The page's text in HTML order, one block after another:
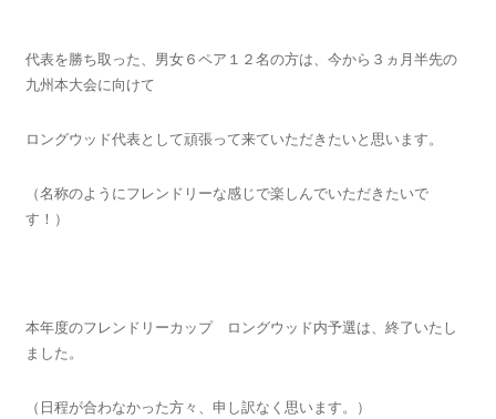
代表を勝ち取った、男女６ペア１２名の方は、今から３ヵ月半先の
九州本大会に向けて
ロングウッド代表として頑張って来ていただきたいと思います。
（名称のようにフレンドリーな感じで楽しんでいただきたいで
す！）
本年度のフレンドリーカップ ロングウッド内予選は、終了いたし
ました。
（日程が合わなかった方々、申し訳なく思います。）